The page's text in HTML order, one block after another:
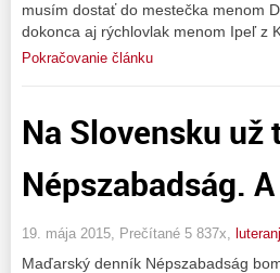
musím dostať do mestečka menom
dokonca aj rýchlovlak menom Ipeľ z
Pokračovanie článku
Na Slovensku
Népszabadság.
19. mája 2015, Prečítané 5 837x,
Maďarský denník Népszabadság